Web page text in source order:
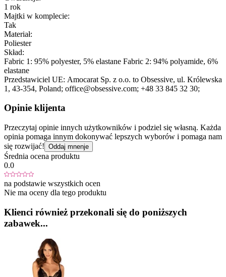
1 rok
Majtki w komplecie:
Tak
Materiał:
Poliester
Skład:
Fabric 1: 95% polyester, 5% elastane Fabric 2: 94% polyamide, 6%
elastane
Przedstawiciel UE: Amocarat Sp. z o.o. to Obsessive, ul. Królewska
1 , 43-354, Poland; office@obsessive.com; +48 33 845 32 30;
Opinie klijenta
Przeczytaj opinie innych użytkowników i podziel się własną. Każda
opinia pomaga innym dokonywać lepszych wyborów i pomaga nam
się rozwijać! Oddaj mnenje
Średnia ocena produktu
0.0
na podstawie wszystkich ocen
Nie ma oceny dla tego produktu
Klienci również przekonali się do poniższych
zabawek...